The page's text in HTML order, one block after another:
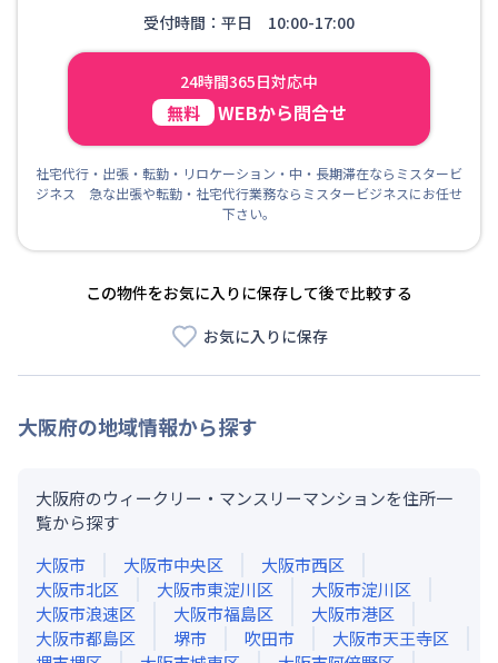
受付時間：平日 10:00-17:00
24時間365日対応中
無料 WEBから問合せ
社宅代行・出張・転勤・リロケーション・中・長期滞在ならミスタービ
ジネス 急な出張や転勤・社宅代行業務ならミスタービジネスにお任せ
下さい。
この物件をお気に入りに保存して後で比較する
お気に入りに保存
大阪府の地域情報から探す
大阪府のウィークリー・マンスリーマンションを住所一
覧から探す
大阪市
大阪市中央区
大阪市西区
大阪市北区
大阪市東淀川区
大阪市淀川区
大阪市浪速区
大阪市福島区
大阪市港区
大阪市都島区
堺市 吹田市
大阪市天王寺区